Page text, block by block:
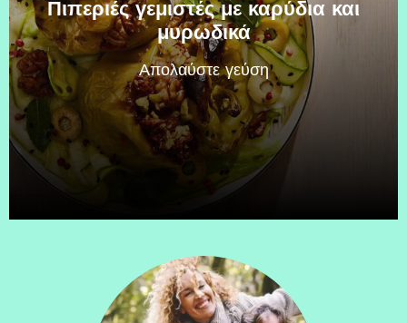
Πιπεριές γεμιστές με καρύδια και
μυρωδικά
Απολαύστε γεύση